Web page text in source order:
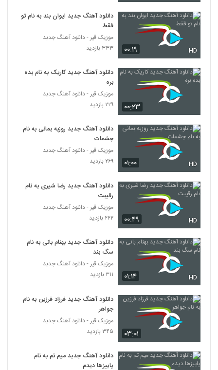
آهنگ مسعود صابری بنام فرشته (رمیکس)
612
دانلود آهنگ مسعود نیکخواه مال خودمی
۱,۷۰۸ بازدید
دانلود آهنگ مستم کن از سان بند به همراه
متن ترانه
۱,۹۷۰ بازدید
دانلود آهنگ اشکان ورمزیار صورت ماهت
615
محسن چاوشی - موزیک ویدئو زیبا شرمساری
- انتخابات 96 - آهنگ جدید محسن چاوشی
۸۵۳ بازدید
616
محسن چاوشی - در آستانه پیری (موزیک)
۱,۰۴۹ بازدید
محسن چاووشی ترانه ای برای خوزستان خواند
و ممنوع الکار شد (آهنگ جدید)
618
آهنگ جدید محسن چاوشی با نام باز آمدم
"آهنگ جدید محسن چاوشی"
Mohsen Chavoshi - Khouzestan NEW
محسن چاوشی خوزستان (محسن چاوشی)
۱,۰۳۰ بازدید
۰۰:۱۹ HD
دانلود آهنگ جدید ایوان بند به نام تو
فقط
موزیک قیر - دانلود آهنگ جدبد
۳۳۳ بازدید
۰۰:۲۳
دانلود آهنگ جدید کاریک به نام بده
بره
موزیک قیر - دانلود آهنگ جدبد
۲۲۹ بازدید
۰۱:۰۰ HD
دانلود آهنگ جدید روزبه بمانی به نام
چشمات
موزیک قیر - دانلود آهنگ جدبد
۲۶۹ بازدید
۰۰:۴۹ HD
دانلود آهنگ جدید رضا شیری به نام
رقیبت
موزیک قیر - دانلود آهنگ جدبد
۲۲۲ بازدید
۰۱:۱۴ HD
دانلود آهنگ جدید بهنام بانی به نام
سگ بند
موزیک قیر - دانلود آهنگ جدبد
۳۱۱ بازدید
۰۳:۰۱
دانلود آهنگ جدید فرزاد فرزین به نام
جواهر
موزیک قیر - دانلود آهنگ جدبد
۳۴۵ بازدید
دانلود آهنگ جدید میم تم به نام
پاییزها دیدم